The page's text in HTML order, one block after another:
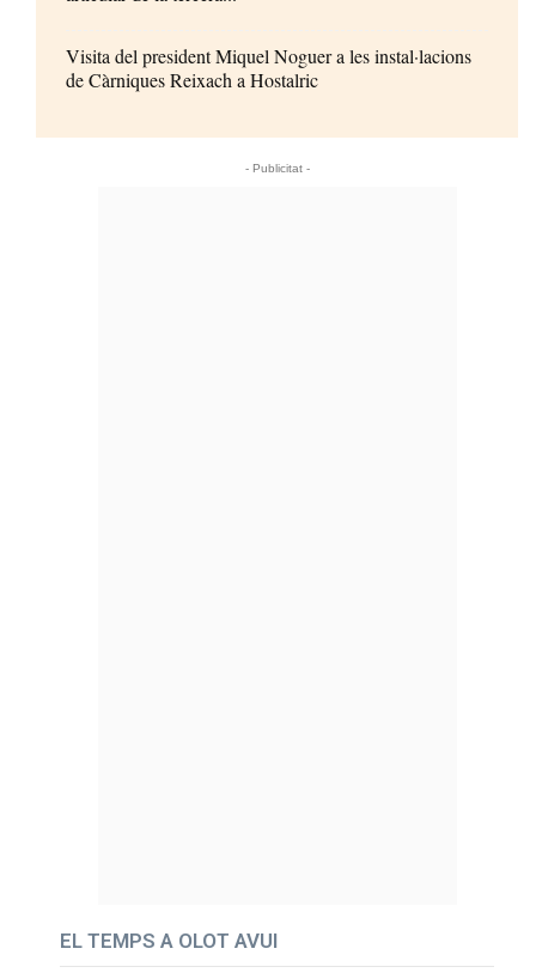
Visita del president Miquel Noguer a les instal·lacions
de Càrniques Reixach a Hostalric
- Publicitat -
EL TEMPS A OLOT AVUI